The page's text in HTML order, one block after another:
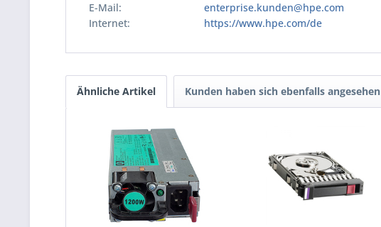
E-Mail:
enterprise.kunden@hpe.com
Internet:
https://www.hpe.com/de
Ähnliche Artikel Kunden haben sich ebenfalls angesehen